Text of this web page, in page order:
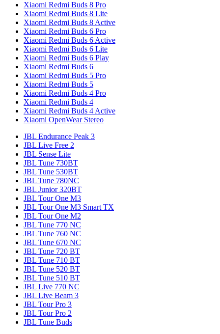
Xiaomi Redmi Buds 8 Pro
Xiaomi Redmi Buds 8 Lite
Xiaomi Redmi Buds 8 Active
Xiaomi Redmi Buds 6 Pro
Xiaomi Redmi Buds 6 Active
Xiaomi Redmi Buds 6 Lite
Xiaomi Redmi Buds 6 Play
Xiaomi Redmi Buds 6
Xiaomi Redmi Buds 5 Pro
Xiaomi Redmi Buds 5
Xiaomi Redmi Buds 4 Pro
Xiaomi Redmi Buds 4
Xiaomi Redmi Buds 4 Active
Xiaomi OpenWear Stereo
JBL Endurance Peak 3
JBL Live Free 2
JBL Sense Lite
JBL Tune 730BT
JBL Tune 530BT
JBL Tune 780NC
JBL Junior 320BT
JBL Tour One M3
JBL Tour One M3 Smart TX
JBL Tour One M2
JBL Tune 770 NC
JBL Tune 760 NC
JBL Tune 670 NC
JBL Tune 720 BT
JBL Tune 710 BT
JBL Tune 520 BT
JBL Tune 510 BT
JBL Live 770 NC
JBL Live Beam 3
JBL Tour Pro 3
JBL Tour Pro 2
JBL Tune Buds